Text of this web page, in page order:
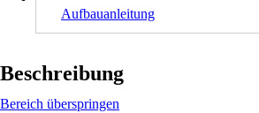
Aufbauanleitung
Beschreibung
Bereich überspringen